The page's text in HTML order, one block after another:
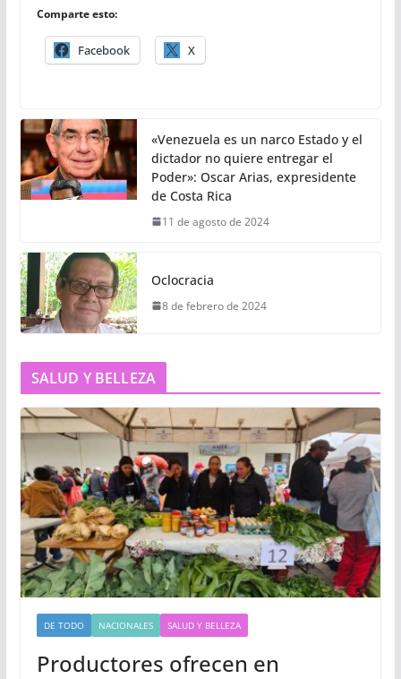
Comparte esto:
Facebook X
«Venezuela es un narco Estado y el
dictador no quiere entregar el
Poder»: Oscar Arias, expresidente
de Costa Rica
11 de agosto de 2024
Oclocracia
8 de febrero de 2024
SALUD Y BELLEZA
DE TODO NACIONALES SALUD Y BELLEZA
Productores ofrecen en